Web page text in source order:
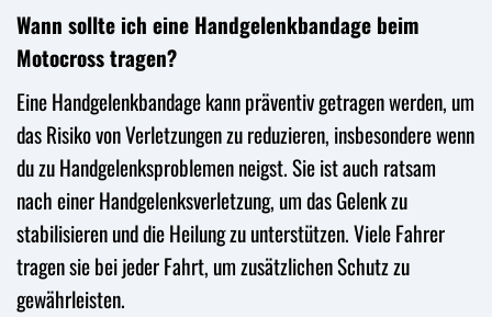
Wann sollte ich eine Handgelenkbandage beim
Motocross tragen?
Eine Handgelenkbandage kann präventiv getragen werden, um
das Risiko von Verletzungen zu reduzieren, insbesondere wenn
du zu Handgelenksproblemen neigst. Sie ist auch ratsam
nach einer Handgelenksverletzung, um das Gelenk zu
stabilisieren und die Heilung zu unterstützen. Viele Fahrer
tragen sie bei jeder Fahrt, um zusätzlichen Schutz zu
gewährleisten.